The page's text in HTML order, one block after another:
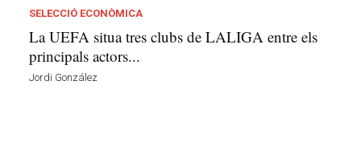
SELECCIÓ ECONÒMICA
La UEFA situa tres clubs de LALIGA entre els
principals actors...
Jordi González